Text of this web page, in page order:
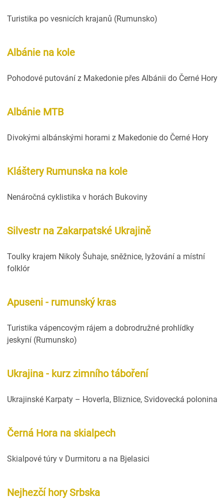
Turistika po vesnicích krajanů (Rumunsko)
Albánie na kole
Pohodové putování z Makedonie přes Albánii do Černé Hory
Albánie MTB
Divokými albánskými horami z Makedonie do Černé Hory
Kláštery Rumunska na kole
Nenáročná cyklistika v horách Bukoviny
Silvestr na Zakarpatské Ukrajině
Toulky krajem Nikoly Šuhaje, sněžnice, lyžování a místní
folklór
Apuseni - rumunský kras
Turistika vápencovým rájem a dobrodružné prohlídky
jeskyní (Rumunsko)
Ukrajina - kurz zimního táboření
Ukrajinské Karpaty – Hoverla, Bliznice, Svidovecká polonina
Černá Hora na skialpech
Skialpové túry v Durmitoru a na Bjelasici
Nejhezčí hory Srbska